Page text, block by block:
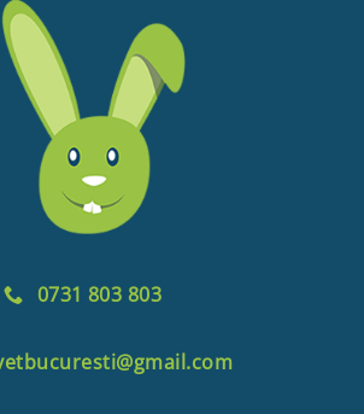
0731 803 803